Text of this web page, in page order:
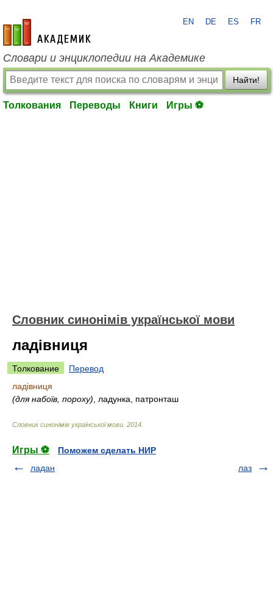
academic.ru
EN DE ES FR
Словари и энциклопедии на Академике
Найти!
Толкования Переводы Книги Игры ⚽
Словник синонімів української мови
ладівниця
Толкование
Перевод
ладівниця
(для набоїв, пороху) , ладунка, патронташ
Словник синонімів української мови 2014
Игры ⚽
Поможем сделать НИР
ладан
лаз